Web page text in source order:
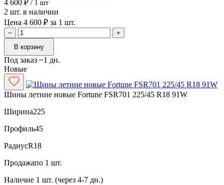
4 600 ₽ / 1 шт
2 шт. в наличии
Цена 4 600 ₽ за 1 шт.
−
+
В корзину
Под заказ ~1 дн.
Новые
Шины летние новые Fortune FSR701 225/45 R18 91W
Ширина225
Профиль45
РадиусR18
Продажапо 1 шт.
Наличие 1 шт. (через 4-7 дн.)